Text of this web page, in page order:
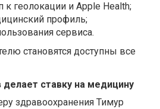
к геолокации и Apple Health;
профиль;
сервиса.
становятся доступны все
ставку на медицину
здравоохранения Тимур